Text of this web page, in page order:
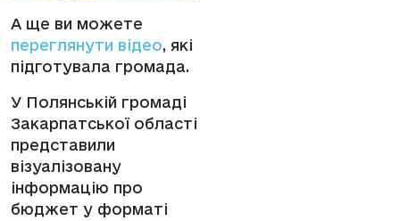
А ще ви можете
переглянути відео, які
підготувала громада.
У Полянській громаді
Закарпатської області
представили
візуалізовану
інформацію про
бюджет у форматі